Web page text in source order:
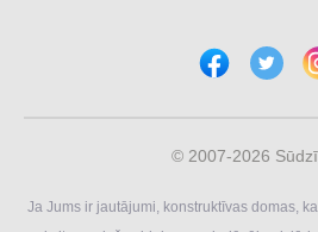
© 2007-2026
Ja Jums ir jautājumi, konstruktīvas domas,